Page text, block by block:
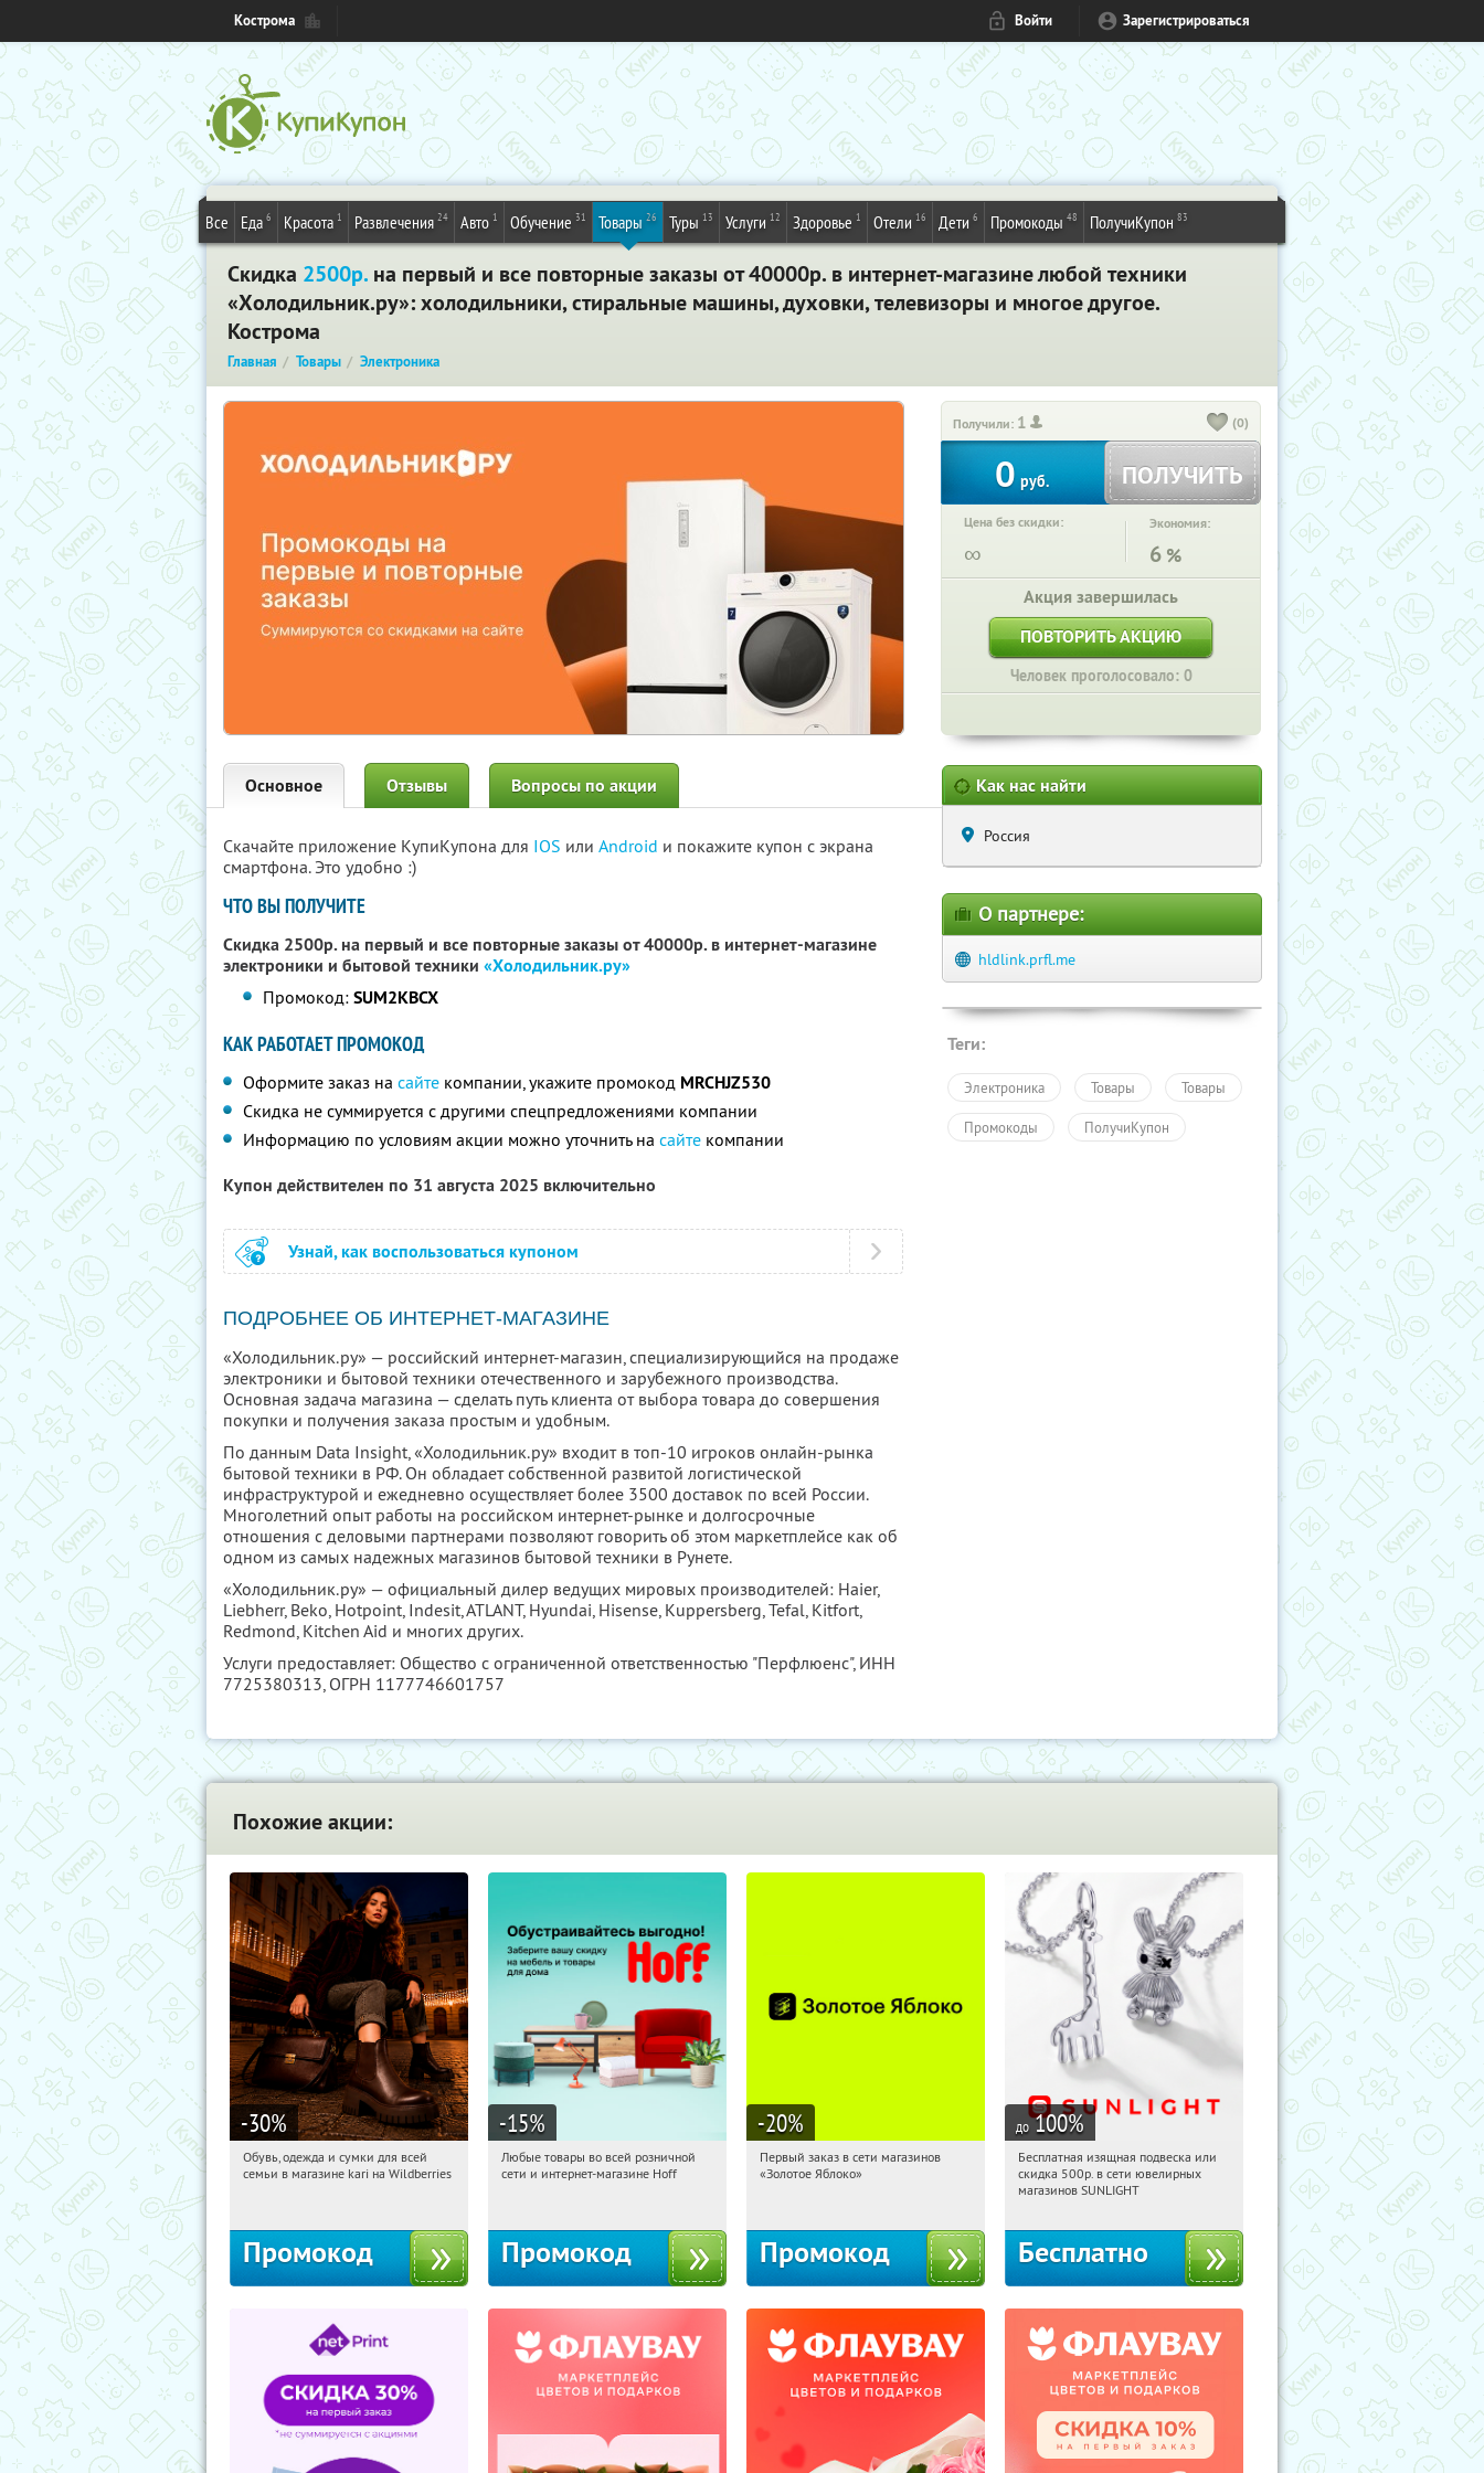
Кострома Войти Зарегистрироваться
Все Еда 6 Красота 1 Развлечения 24 Авто 1 Обучение 31 Товары 26 Туры 13 Услуги 12 Здоровье 1 Отели 16 Дети 6 Промокоды 48 ПолучиКупон 83
Скидка 2500р. на первый и все повторные заказы от 40000р. в интернет-магазине любой техники
«Холодильник.ру»: холодильники, стиральные машины, духовки, телевизоры и многое другое.
Кострома
Главная Товары Электроника
Получили: 1 (0)
0 руб. ПОЛУЧИТЬ
Цена без скидки:
∞
Экономия:
6 %
Акция завершилась
ПОВТОРИТЬ АКЦИЮ
Человек проголосовало: 0
Основное Отзывы Вопросы по акции
Скачайте приложение КупиКупона для IOS или Android и покажите купон с экрана
смартфона. Это удобно :)
ЧТО ВЫ ПОЛУЧИТЕ
Скидка 2500р. на первый и все повторные заказы от 40000р. в интернет-магазине
электроники и бытовой техники «Холодильник.ру»
Промокод:SUM2KBCX
КАК РАБОТАЕТ ПРОМОКОД
Оформите заказ на сайте компании, укажите промокод MRCHJZ530
Скидка не суммируется с другими спецпредложениями компании
Информацию по условиям акции можно уточнить на сайте компании
Купон действителен по 31 августа 2025 включительно
Узнай, как воспользоваться купоном
ПОДРОБНЕЕ ОБ ИНТЕРНЕТ-МАГАЗИНЕ
«Холодильник.ру» — российский интернет-магазин, специализирующийся на продаже
электроники и бытовой техники отечественного и зарубежного производства.
Основная задача магазина — сделать путь клиента от выбора товара до совершения
покупки и получения заказа простым и удобным.
По данным Data Insight, «Холодильник.ру» входит в топ-10 игроков онлайн-рынка
бытовой техники в РФ. Он обладает собственной развитой логистической
инфраструктурой и ежедневно осуществляет более 3500 доставок по всей России.
Многолетний опыт работы на российском интернет-рынке и долгосрочные
отношения с деловыми партнерами позволяют говорить об этом маркетплейсе как об
одном из самых надежных магазинов бытовой техники в Рунете.
«Холодильник.ру» — официальный дилер ведущих мировых производителей: Haier,
Liebherr, Beko, Hotpoint, Indesit, ATLANT, Hyundai, Hisense, Kuppersberg, Tefal, Kitfort,
Redmond, Kitchen Aid и многих других.
Услуги предоставляет: Общество с ограниченной ответственностью "Перфлюенс", ИНН
7725380313, ОГРН 1177746601757
Как нас найти
Россия
О партнере:
hldlink.prfl.me
Теги:
Электроника Товары Товары
Промокоды ПолучиКупон
Похожие акции:
-30%
20:42:58 Получили:
Обувь, одежда и сумки для всей
семьи в магазине kari на Wildberries
Промокод
-15%
20:42:58 Получили:
Любые товары во всей розничной
сети и интернет-магазине Hoff
Промокод
-20%
20:42:58
Получи первым!
Первый заказ в сети магазинов
«Золотое Яблоко»
Промокод
до 100%
20:42:58 Получили:
Россия
Бесплатная изящная подвеска или
скидка 500р. в сети ювелирных
магазинов SUNLIGHT
Бесплатно